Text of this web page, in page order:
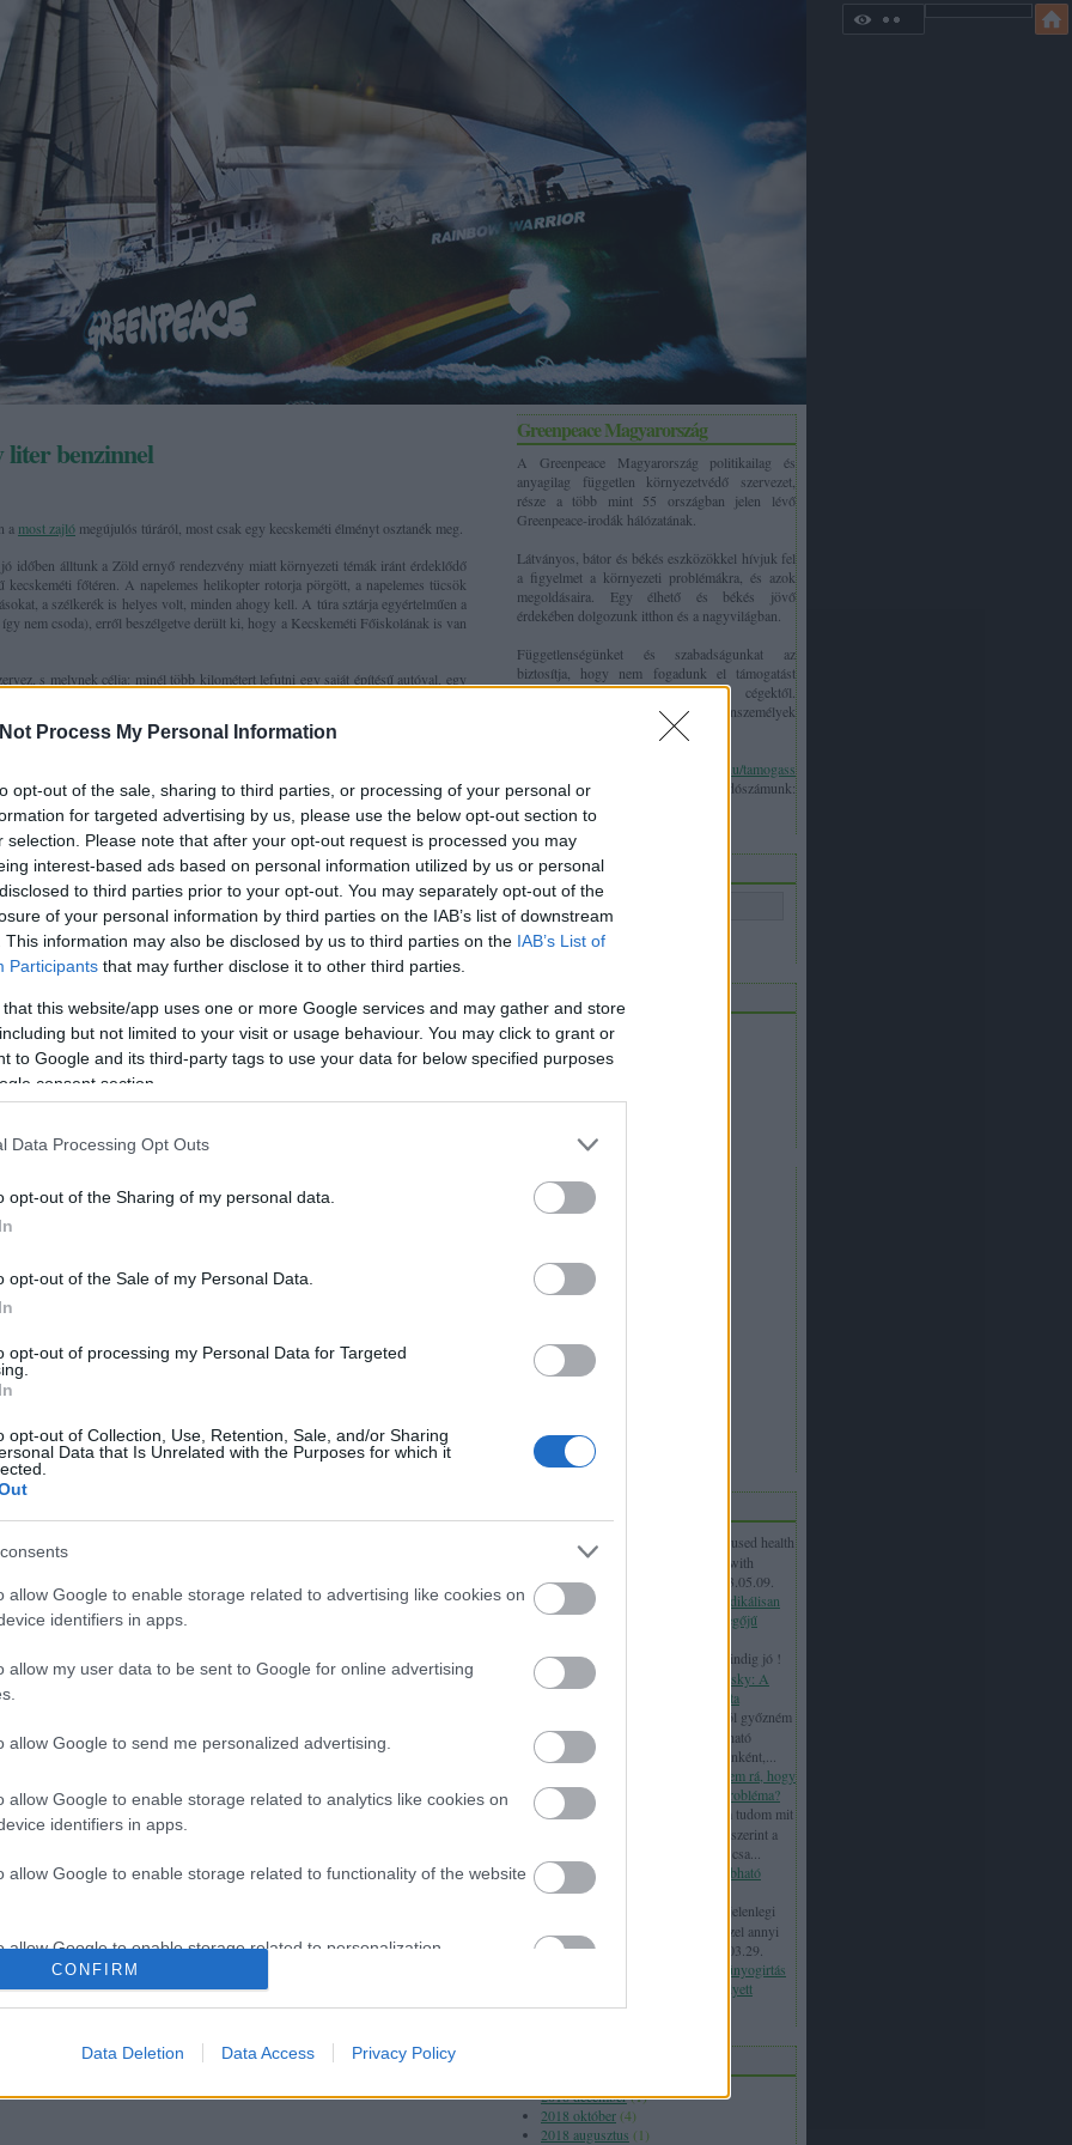
Process My Personal Information
opt-out of the sale, sharing to third parties, or processing of your personal or
for targeted advertising by us, please use the below opt-out section to
selection. Please note that after your opt-out request is processed you may
interest-based ads based on personal information utilized by us or personal
to third parties prior to your opt-out. You may separately opt-out of the
of your personal information by third parties on the IAB’s list of downstream
This information may also be disclosed by us to third parties on the IAB’s List of
Participants that may further disclose it to other third parties.
that this website/app uses one or more Google services and may gather and store
but not limited to your visit or usage behaviour. You may click to grant or
to Google and its third-party tags to use your data for below specified purposes
consent section.
Data Processing Opt Outs
opt-out of the Sharing of my personal data.
opt-out of the Sale of my Personal Data.
opt-out of processing my Personal Data for Targeted
opt-out of Collection, Use, Retention, Sale, and/or Sharing
Data that Is Unrelated with the Purposes for which it
allow Google to enable storage related to advertising like cookies on
identifiers in apps.
allow my user data to be sent to Google for online advertising
allow Google to send me personalized advertising.
allow Google to enable storage related to analytics like cookies on
identifiers in apps.
allow Google to enable storage related to functionality of the website
allow Google to enable storage related to personalization.
allow Google to enable storage related to security, including
CONFIRM
Data Deletion Data Access Privacy Policy
Greenpeace Magyarország
A Greenpeace Magyarország politikailag és
anyagilag független környezetvédő szervezet,
része a több mint 55 országban jelen lévő
Greenpeace-irodák hálózatának.
Látványos, bátor és békés eszközökkel hívjuk fel
a figyelmet a környezeti problémákra, és azok
megoldásaira. Egy élhető és békés jövő
érdekében dolgozunk itthon és a nagyvilágban.
Függetlenségünket és szabadságunkat az
biztosítja, hogy nem fogadunk el támogatást
államoktól, politikai pártoktól és cégektől.
Működésünk kizárólag olyan magánszemélyek
adományainak köszönhető, mint te!
http://greenpeace.hu/tamogass
oldalon keresztül támogathatod. Adószámunk:
18178883-1-42
Keresés a blogon
Oldalak
Hazai honlapunk
Nemzetközi honlapunk
Facebook oldalunk
A connected, customer-focused health
technology revolution has begun with
Bluesemi. With our uniqu...
2023.05.09.
12:15
Friss kutatás bizonyítja: radikálisan
növekszik a halálozás a rossz levegőjű
kotyesz:Rég olvastam de meg mindig jó !
2020.06.01. 22:22
Noam Chomsky: A
hatalmi manipuláció tízparancsolata
Én inkább arról győzném
meg az embereket, hogy az eldobható
műanyagokat gyűjtsük össze fajtánként,...
Hogy ébredtem rá, hogy
a műanyagszennyezés hatalmas probléma?
Tibor Otrosinka:
Néha már nem tudom mit
mondjak. "Nemzetközi kutatások szerint a
műanyag darabok megtalálhatóak csa...
2018.10.07. 21:48
Vége az eldobható
műanyagok korszakának?
2000-ben költöztünk a jelenlegi
lakóhelyünkre a Duna mellé. Ősszel annyi
fecske ült a villanydróto...
2018.03.29.
Hamarosan kezdődik a szúnyogirtás
– Ma már létezik a vegyszerek helyett
hatékony mikrobiológiai eljárás
2018 december(1)
2018 október (4)
2018 augusztus (1)
liter benzinnel
a most zajló megújulós túráról, most csak egy kecskeméti élményt osztanék meg.
időben álltunk a Zöld ernyő rendezvény miatt környezeti témák iránt érdeklődő
kecskeméti főtéren. A napelemes helikopter rotorja pörgött, a napelemes tücsök
a szélkerék is helyes volt, minden ahogy kell. A túra sztárja egyértelműen a
így nem csoda), erről beszélgetve derült ki, hogy a Kecskeméti Főiskolának is van
s melynek célja: minél több kilométert lefutni egy saját építésű autóval, egy
tud, a kecsóiak első nekifutásra 1500-at. Mondanom sem kell, hogy ezerszer
Shell, amelyiknek evidens érdeke a nagy benzinfogyasztás egy olyan versenyt,
aztán az ő fiókjának mélyén végezzék? Ismerve a cég etikai szintjét -itt
Plána ha arra gondolok, hogy van ismert példa az esetre: régóta megvan a
- cigaretta szabadalma, mégse gyártja senki. Vagy ha arra, hogy az elmúlt
pedig a technika ugye sokat fejlődött: mennyivel kisebbek lettek a mobilok,
napelemek, például.
:-)
0
átszabtuk a
divatvilágot!
Csernobil után:
jön a jégen úszó
a
Belépés Facebookkal